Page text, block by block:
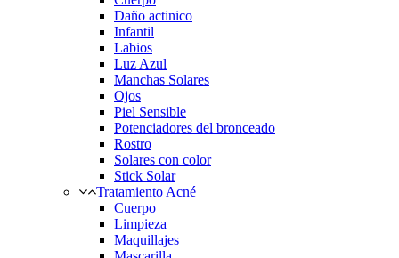
Daño actinico
Infantil
Labios
Luz Azul
Manchas Solares
Ojos
Piel Sensible
Potenciadores del bronceado
Rostro
Solares con color
Stick Solar
Tratamiento Acné
Cuerpo
Limpieza
Maquillajes